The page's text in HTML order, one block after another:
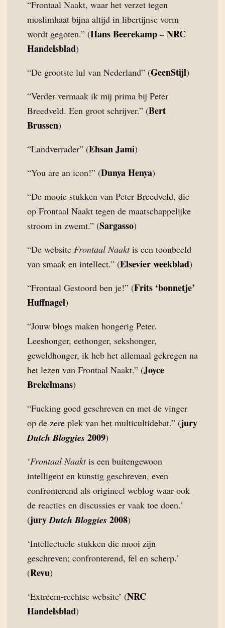
“Frontaal Naakt, waar het verzet tegen
moslimhaat bijna altijd in libertijnse vorm
wordt gegoten.” (Hans Beerekamp – NRC
Handelsblad)
“De grootste lul van Nederland” (GeenStijl)
“Verder vermaak ik mij prima bij Peter
Breedveld. Een groot schrijver.” (Bert
Brussen)
“Landverrader” (Ehsan Jami)
“You are an icon!” (Dunya Henya)
“De mooie stukken van Peter Breedveld, die
op Frontaal Naakt tegen de maatschappelijke
stroom in zwemt.” (Sargasso)
“De website Frontaal Naaktis een toonbeeld
van smaak en intellect.” (Elsevier weekblad)
“Frontaal Gestoord ben je!” (Frits ‘bonnetje’
Huffnagel)
“Jouw blogs maken hongerig Peter.
Leeshonger, eethonger, sekshonger,
geweldhonger, ik heb het allemaal gekregen na
het lezen van Frontaal Naakt.” (Joyce
Brekelmans)
“Fucking goed geschreven en met de vinger
op de zere plek van het multicultidebat.” (jury
Dutch Bloggies 2009)
‘Frontaal Naaktis een buitengewoon
intelligent en kunstig geschreven, even
confronterend als origineel weblog waar ook
de reacties en discussies er vaak toe doen.’
(juryDutch Bloggies 2008)
‘Intellectuele stukken die mooi zijn
geschreven; confronterend, fel en scherp.’
(Revu)
‘Extreem-rechtse website’ (NRC
Handelsblad)